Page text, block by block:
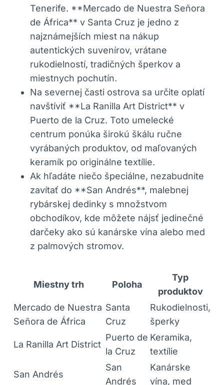
Tenerife. **Mercado de Nuestra Señora
de África** v Santa Cruz je jedno z
najznámejších miest na nákup
autentických suvenírov, vrátane
rukodielností, tradičných šperkov a
miestnych pochutín.
Na severnej časti ostrova sa určite oplatí
navštíviť **La Ranilla Art District** v
Puerto de la Cruz. Toto umelecké
centrum ponúka širokú škálu ručne
vyrábaných produktov, od maľovaných
keramík po originálne textílie.
Ak hľadáte niečo špeciálne, nezabudnite
zavítať do **San Andrés**, malebnej
rybárskej dedinky s množstvom
obchodíkov, kde môžete nájsť jedinečné
darčeky ako sú kanárske vína alebo med
z palmových stromov.
Miestny trh Poloha
Typ
produktov
Mercado de Nuestra
Señora de África
Santa
Cruz
Rukodielnosti,
šperky
La Ranilla Art District
Puerto de
la Cruz
Keramika,
textílie
San Andrés
San
Andrés
Kanárske
vína, med